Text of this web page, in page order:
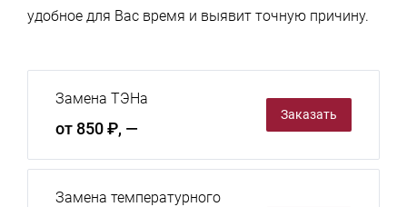
удобное для Вас время и выявит точную причину.
Замена ТЭНа
от 850 ₽, —
Заказать
Замена температурного